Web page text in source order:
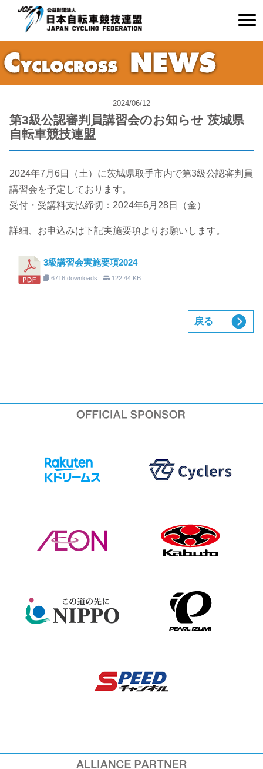
2024/06/12
第3級公認審判員講習会のお知らせ 茨城県
自転車競技連盟
2024年7月6日（土）に茨城県取手市内で第3級公認審判員
講習会を予定しております。
受付・受講料支払締切：2024年6月28日（金）
詳細、お申込みは下記実施要項よりお願いします。
3級講習会実施要項2024
6716 downloads 122.44 KB
戻る